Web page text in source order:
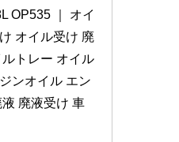
OP535 ｜ オイ
オイル受け 廃
トレー オイル
ンオイル エン
廃液受け 車